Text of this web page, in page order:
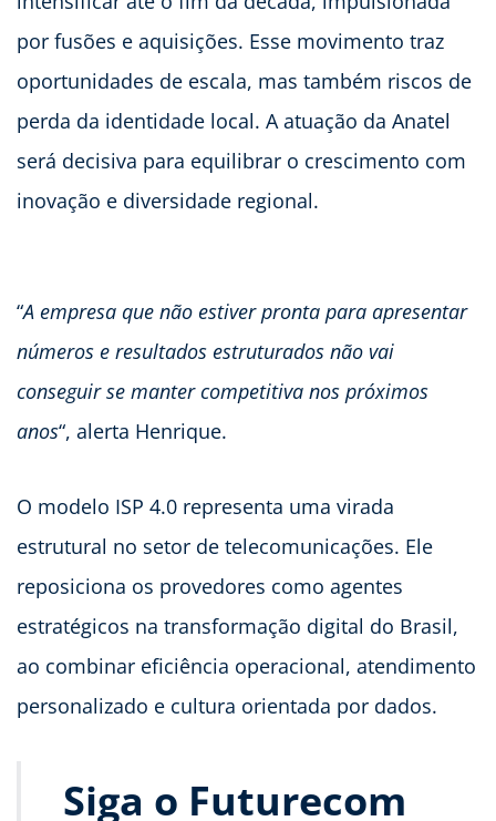
por fusões e aquisições. Esse movimento traz
oportunidades de escala, mas também riscos de
perda da identidade local. A atuação da Anatel
será decisiva para equilibrar o crescimento com
inovação e diversidade regional.
“A empresa que não estiver pronta para apresentar
números e resultados estruturados não vai
conseguir se manter competitiva nos próximos
anos“, alerta Henrique.
O modelo ISP 4.0 representa uma virada
estrutural no setor de telecomunicações. Ele
reposiciona os provedores como agentes
estratégicos na transformação digital do Brasil,
ao combinar eficiência operacional, atendimento
personalizado e cultura orientada por dados.
Siga o Futurecom